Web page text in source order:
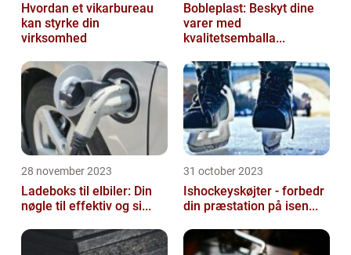
Hvordan et vikarbureau
kan styrke din
virksomhed
Bobleplast: Beskyt dine
varer med
kvalitetsemballa...
28 november 2023
Ladeboks til elbiler: Din
nøgle til effektiv og si...
31 october 2023
Ishockeyskøjter - forbedr
din præstation på isen...